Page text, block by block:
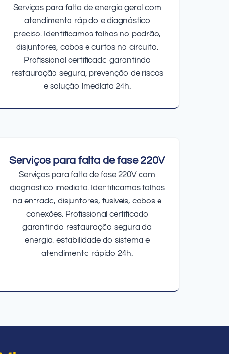
Serviços para falta de energia geral com
atendimento rápido e diagnóstico
preciso. Identificamos falhas no padrão,
disjuntores, cabos e curtos no circuito.
Profissional certificado garantindo
restauração segura, prevenção de riscos
e solução imediata 24h.
Serviços para falta de fase 220V
Serviços para falta de fase 220V com
diagnóstico imediato. Identificamos falhas
na entrada, disjuntores, fusíveis, cabos e
conexões. Profissional certificado
garantindo restauração segura da
energia, estabilidade do sistema e
atendimento rápido 24h.